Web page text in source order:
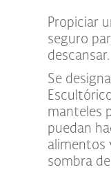
Propiciar
seguro
descansar.
Se
manteles
puedan
alimentos
sombra